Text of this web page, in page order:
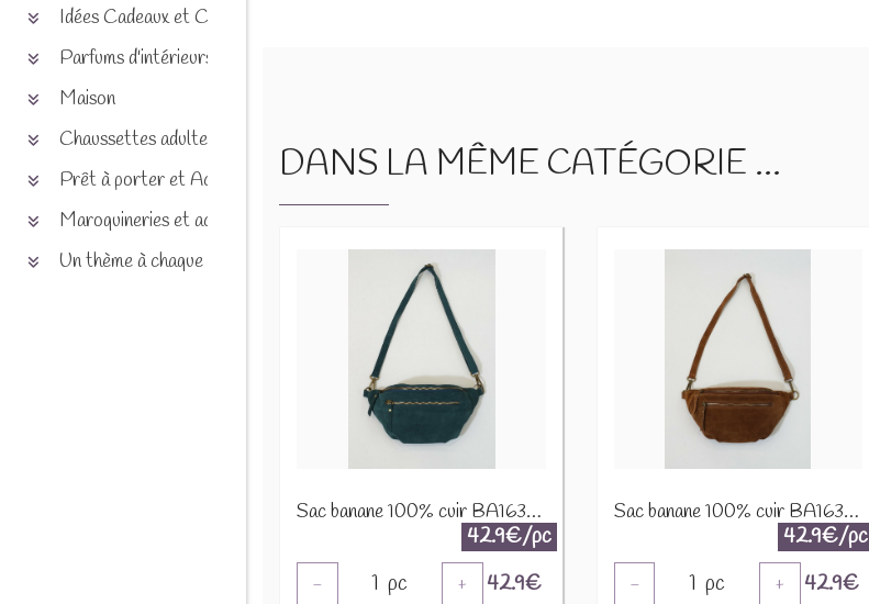
Idées Cadeaux et Chèques
Parfums d'intérieurs
Maison
Chaussettes adultes et enfants
Prêt à porter et Accessoires
Maroquineries et accessoires
Un thème à chaque saison
DANS LA MÊME CATÉGORIE ...
Sac banane 100% cuir BA163Da Bleu canard
42.9€/pc
- 1 pc + 42.9€
Sac banane 100% cuir BA163Da Cognac
42.9€/pc
- 1 pc + 42.9€